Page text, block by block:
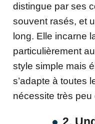
distingue par ses
souvent rasés, et
long. Elle incarne
particulièrement
style simple mais
s’adapte à toutes
nécessite très peu